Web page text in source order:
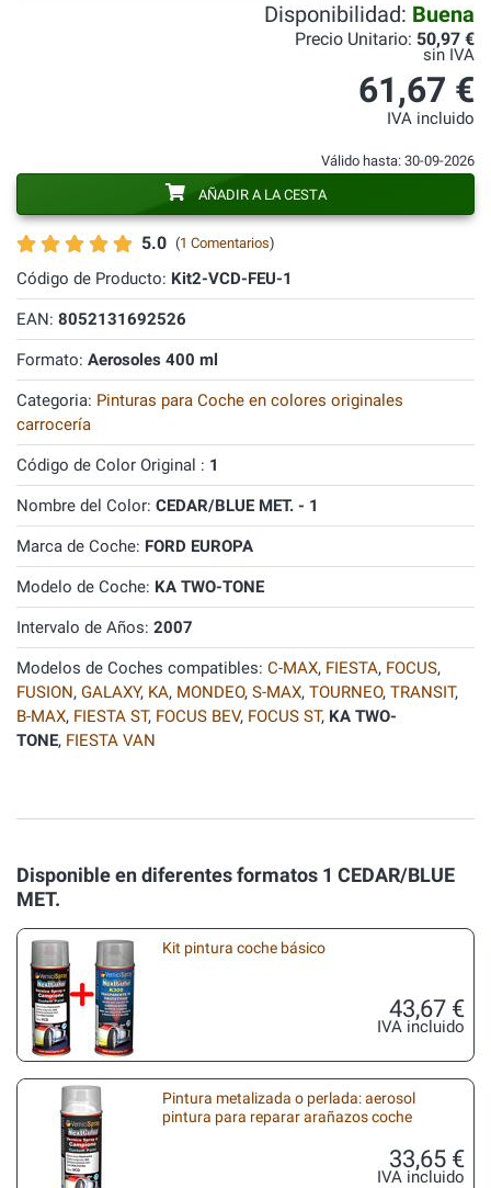
5.0 (1 Comentarios)
Código de Producto: Kit2-VCD-FEU-1
EAN: 8052131692526
Formato: Aerosoles 400 ml
Categoria: Pinturas para Coche en colores originales
carrocería
Código de Color Original : 1
Nombre del Color: CEDAR/BLUE MET. - 1
Marca de Coche: FORD EUROPA
Modelo de Coche: KA TWO-TONE
Intervalo de Años: 2007
Modelos de Coches compatibles: C-MAX, FIESTA, FOCUS,
FUSION, GALAXY, KA, MONDEO, S-MAX, TOURNEO, TRANSIT,
B-MAX, FIESTA ST, FOCUS BEV, FOCUS ST, KA TWO-
TONE, FIESTA VAN
Disponibilidad: Buena
Precio Unitario: 50,97 €
sin IVA
61,67 €
IVA incluido
Válido hasta: 30-09-2026
AÑADIR A LA CESTA
Disponible en diferentes formatos 1 CEDAR/BLUE
MET.
Kit pintura coche básico
43,67 €
IVA incluido
Pintura metalizada o perlada: aerosol
pintura para reparar arañazos coche
33,65 €
IVA incluido